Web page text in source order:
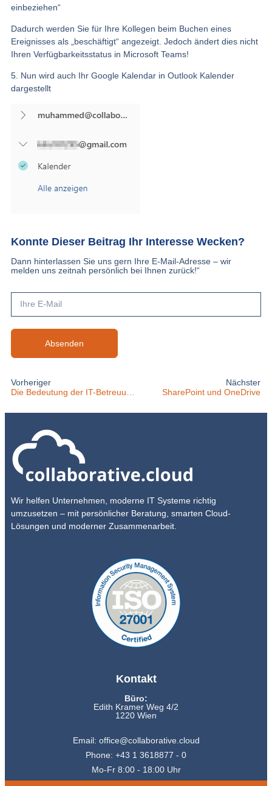
einbeziehen“
Dadurch werden Sie für Ihre Kollegen beim Buchen eines
Ereignisses als „beschäftigt“ angezeigt. Jedoch ändert dies nicht
Ihren Verfügbarkeitsstatus in Microsoft Teams!
5. Nun wird auch Ihr Google Kalendar in Outlook Kalender
dargestellt
Konnte Dieser Beitrag Ihr Interesse Wecken?
Dann hinterlassen Sie uns gern Ihre E-Mail-Adresse – wir
melden uns zeitnah persönlich bei Ihnen zurück!“
Absenden
Vorheriger
Nächster
SharePoint und OneDrive
Wir helfen Unternehmen, moderne IT Systeme richtig
umzusetzen – mit persönlicher Beratung, smarten Cloud-
Lösungen und moderner Zusammenarbeit.
Kontakt
Büro:
Edith Kramer Weg 4/2
1220 Wien
Email: office@collaborative.cloud
Phone: +43 1 3618877 - 0
Mo-Fr 8:00 - 18:00 Uhr